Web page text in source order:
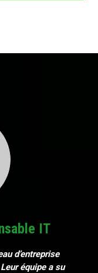
IT
d’entreprise
équipe a su